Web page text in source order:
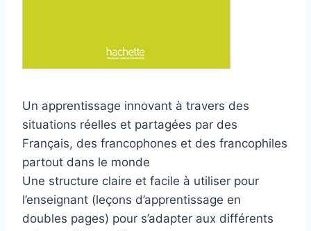
Un apprentissage innovant à travers des
situations réelles et partagées par des
Français, des francophones et des francophiles
partout dans le monde
Une structure claire et facile à utiliser pour
l’enseignant (leçons d’apprentissage en
doubles pages) pour s’adapter aux différents